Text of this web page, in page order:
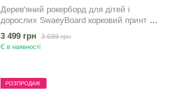
Дерев'яний рокерборд для дітей і
дорослих SwaeyBoard корковий принт XL
ABC з захистом пальців до 150 кг
3 699 грн
3 499 грн
Є в наявності
РОЗПРОДАЖ